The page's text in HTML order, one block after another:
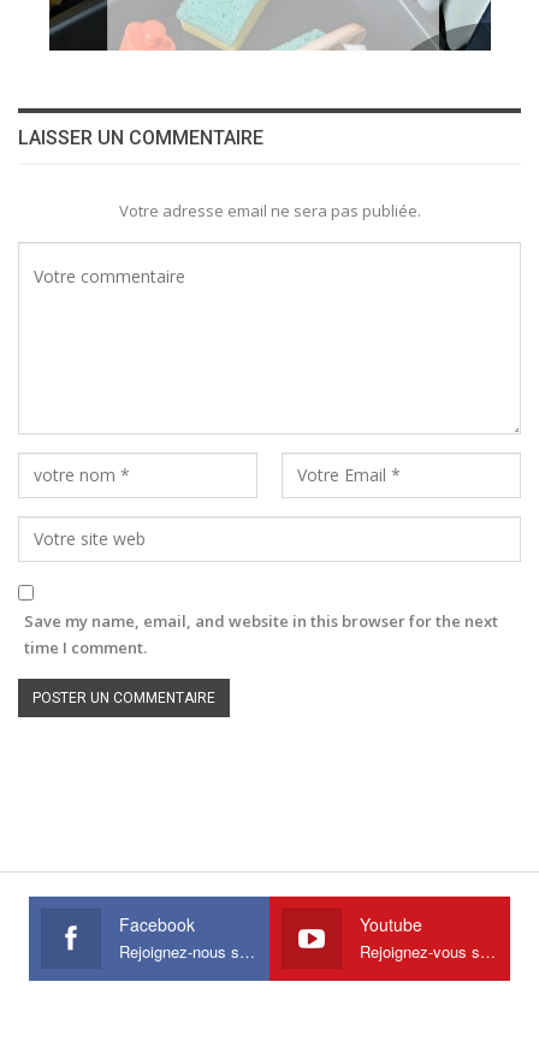
LAISSER UN COMMENTAIRE
Votre adresse email ne sera pas publiée.
Save my name, email, and website in this browser for the next
time I comment.
Facebook
Rejoignez-nous sur Facebook
Youtube
Rejoignez-vous sur Youtube